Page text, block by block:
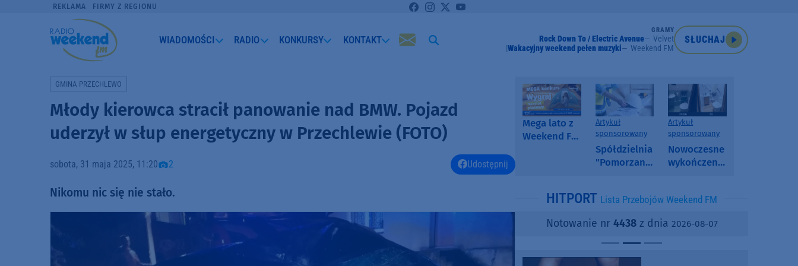
REKLAMA FIRMY Z REGIONU
WIADOMOŚCI RADIO KONKURSY KONTAKT
GRAMY
Rock Down To / Electric Avenue
Velvet
Wakacyjny weekend pełen muzyki
Weekend FM
SŁUCHAJ
GMINA PRZECHLEWO
Młody kierowca stracił panowanie nad BMW. Pojazd
uderzył w słup energetyczny w Przechlewie (FOTO)
sobota, 31 maja 2025, 11:20 2 Udostępnij
Nikomu nic się nie stało.
Mega lato z
Weekend FM
Artykuł
sponsorowany
Spółdzielnia
"Pomorzanka"
informuje o
i ofertach
najmu
Artykuł
sponsorowany
Nowoczesne
wykończenia
SPC, WPC i
kamienny
HITPORT Lista Przebojów Weekend FM
Notowanie nr 4438z dnia 2026-08-07